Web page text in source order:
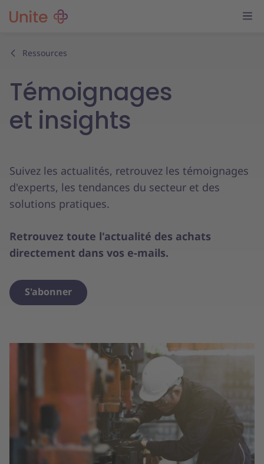
Ressources
Témoignages
et insights
Suivez les actualités, retrouvez les témoignages
d'experts, les tendances du secteur et des
solutions pratiques.
Retrouvez toute l'actualité des achats
directement dans vos e-mails.
S'abonner